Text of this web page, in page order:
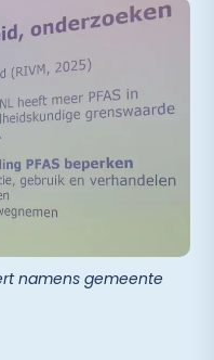
namens gemeente